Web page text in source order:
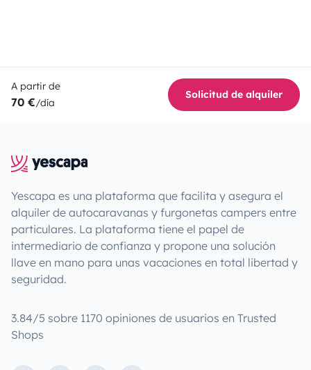
A partir de
70 €/día
Solicitud de alquiler
Yescapa es una plataforma que facilita y asegura el
alquiler de autocaravanas y furgonetas campers entre
particulares. La plataforma tiene el papel de
intermediario de confianza y propone una solución
llave en mano para unas vacaciones en total libertad y
seguridad.
3.84/5 sobre 1170 opiniones de usuarios en Trusted
Shops